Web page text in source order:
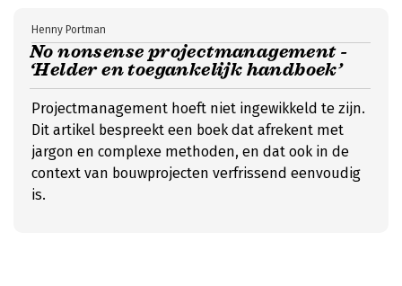
No nonsense projectmanagement -
‘Helder en toegankelijk handboek’
Henny Portman
Projectmanagement hoeft niet ingewikkeld te zijn.
Dit artikel bespreekt een boek dat afrekent met
jargon en complexe methoden, en dat ook in de
context van bouwprojecten verfrissend eenvoudig
is.